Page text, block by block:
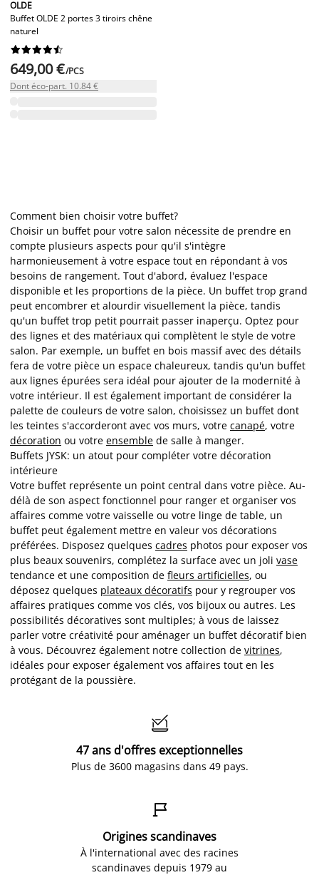
OLDE
Buffet OLDE 2 portes 3 tiroirs chêne
naturel






649,00 €/PCS
Dont éco-part. 10.84 €
Comment bien choisir votre buffet?
Choisir un buffet pour votre salon nécessite de prendre en
compte plusieurs aspects pour qu'il s'intègre
harmonieusement à votre espace tout en répondant à vos
besoins de rangement. Tout d'abord, évaluez l'espace
disponible et les proportions de la pièce. Un buffet trop grand
peut encombrer et alourdir visuellement la pièce, tandis
qu'un buffet trop petit pourrait passer inaperçu. Optez pour
des lignes et des matériaux qui complètent le style de votre
salon. Par exemple, un buffet en bois massif avec des détails
fera de votre pièce un espace chaleureux, tandis qu'un buffet
aux lignes épurées sera idéal pour ajouter de la modernité à
votre intérieur. Il est également important de considérer la
palette de couleurs de votre salon, choisissez un buffet dont
les teintes s'accorderont avec vos murs, votre canapé, votre
décoration ou votre ensemble de salle à manger.
Buffets JYSK: un atout pour compléter votre décoration
intérieure
Votre buffet représente un point central dans votre pièce. Au-
délà de son aspect fonctionnel pour ranger et organiser vos
affaires comme votre vaisselle ou votre linge de table, un
buffet peut également mettre en valeur vos décorations
préférées. Disposez quelques cadres photos pour exposer vos
plus beaux souvenirs, complétez la surface avec un joli vase
tendance et une composition de fleurs artificielles, ou
déposez quelques plateaux décoratifs pour y regrouper vos
affaires pratiques comme vos clés, vos bijoux ou autres. Les
possibilités décoratives sont multiples; à vous de laissez
parler votre créativité pour aménager un buffet décoratif bien
à vous. Découvrez également notre collection de vitrines,
idéales pour exposer également vos affaires tout en les
protégant de la poussière.

47 ans d'offres exceptionnelles
Plus de 3600 magasins dans 49 pays.

Origines scandinaves
À l'international avec des racines
scandinaves depuis 1979 au